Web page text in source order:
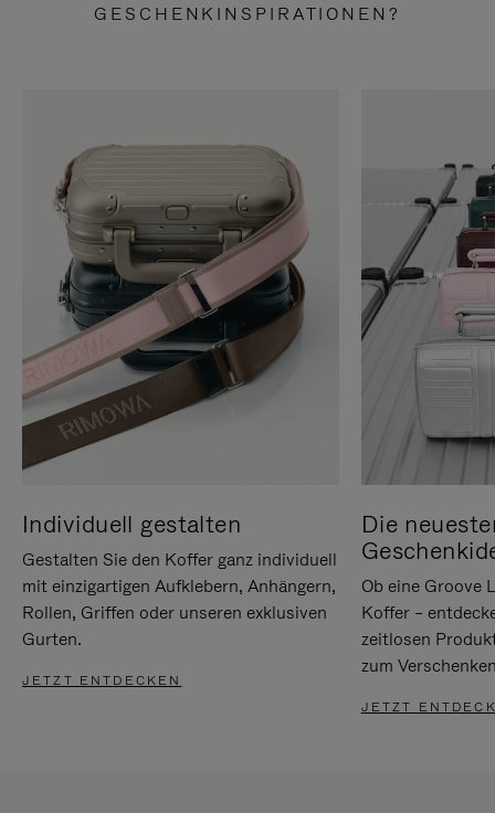
GESCHENKINSPIRATIONEN?
Individuell gestalten
Gestalten Sie den Koffer ganz individuell
mit einzigartigen Aufklebern, Anhängern,
Rollen, Griffen oder unseren exklusiven
Gurten.
JETZT ENTDECKEN
Die
Ob eine Groove
Koffer –
zeitlosen
zum
JETZT